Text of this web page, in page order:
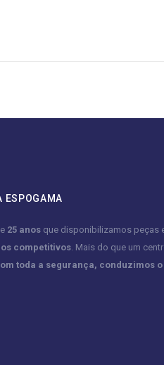
ESPOGAMA
25 anos que disponibilizamos peças
competitivos. Mais do que um
toda a segurança, conduzimos